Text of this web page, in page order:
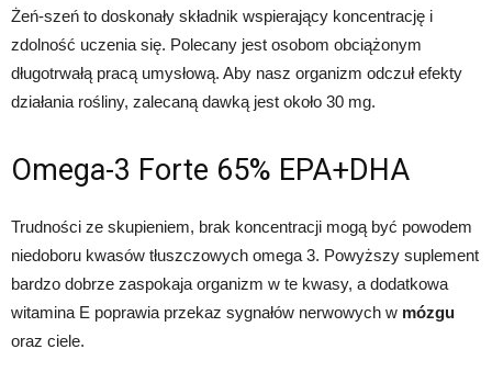
Żeń-szeń to doskonały składnik wspierający koncentrację i
zdolność uczenia się. Polecany jest osobom obciążonym
długotrwałą pracą umysłową. Aby nasz organizm odczuł efekty
działania rośliny, zalecaną dawką jest około 30 mg.
Omega-3 Forte 65% EPA+DHA
Trudności ze skupieniem, brak koncentracji mogą być powodem
niedoboru kwasów tłuszczowych omega 3. Powyższy suplement
bardzo dobrze zaspokaja organizm w te kwasy, a dodatkowa
witamina E poprawia przekaz sygnałów nerwowych w mózgu
oraz ciele.